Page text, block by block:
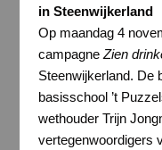
in Steenwijkerland
Op maandag 4
campagne Zien
Steenwijkerland. De
basisschool ’t
wethouder Trijn
vertegenwoordigers